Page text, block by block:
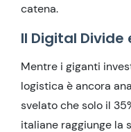
catena.
Il Digital
Mentre i giganti
logistica è ancora
svelato che solo il
italiane raggiunge la